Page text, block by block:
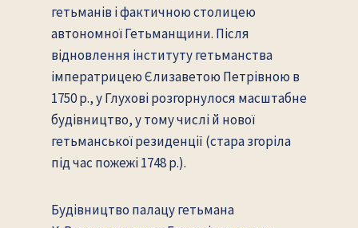
гетьманів і фактичною столицею
автономної Гетьманщини. Після
відновлення інституту гетьманства
імператрицею Єлизаветою Петрівною в
1750 р., у Глухові розгорнулося масштабне
будівництво, у тому числі й нової
гетьманської резиденції (стара згоріла
під час пожежі 1748 р.).
Будівництво палацу гетьмана